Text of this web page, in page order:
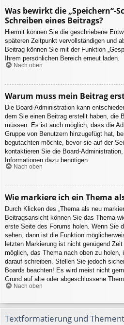
Was bewirkt die „Speichern“-
Schreiben eines Beitrags?
Hiermit können Sie die geschriebene
späteren Zeitpunkt vervollständigen und
Beitrag können Sie mit der Funktion
Ihrem persönlichen Bereich erneut laden.
Nach oben
Warum muss mein Beitrag
Die Board-Administration kann
dem Sie einen Beitrag erstellt haben, die
müssen. Es ist auch möglich, dass die
Gruppe von Benutzern hinzugefügt hat,
begutachten möchte, bevor sie auf der
kontaktieren Sie die Board-
Informationen dazu benötigen.
Nach oben
Wie markiere ich ein Thema
Durch Klicken des „Thema als neu
Beitragsansicht können Sie das Thema
erste Seite des Forums holen. Wenn Sie
sehen, dann ist die Funktion
letzten Markierung ist nicht genügend
möglich, das Thema nach oben zu holen,
darauf schreiben. Stellen Sie jedoch
Boards beachten! Es wird meist nicht
Grund auf alte oder abgeschlossene
Nach oben
Textformatierung und